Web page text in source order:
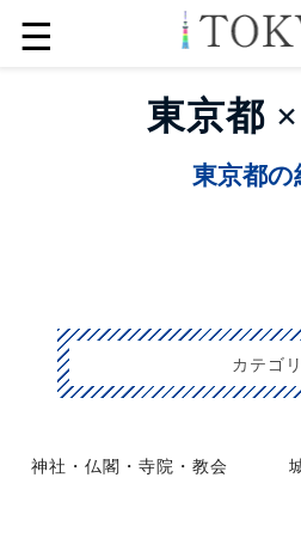
☰
東京都
東京都の
カテゴリ
神社・仏閣・寺院・教会